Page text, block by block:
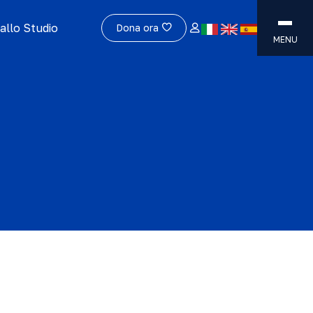
Studio Dona ora
MENU